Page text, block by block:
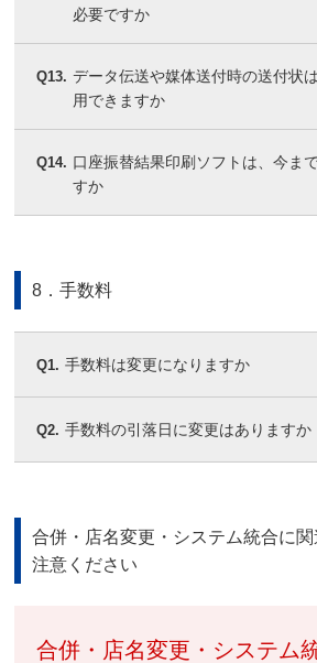
必要ですか
Q13. データ伝送や媒体送付時の送付状
用できますか
Q14. 口座振替結果印刷ソフトは、今ま
すか
8．手数料
Q1. 手数料は変更になりますか
Q2. 手数料の引落日に変更はありますか
合併・店名変更・システム統合に
注意ください
合併・店名変更・システム